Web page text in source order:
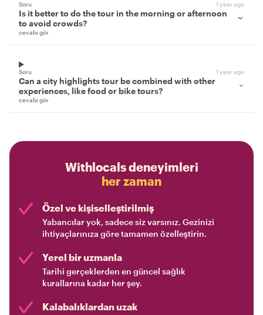
Soru 1 year ago
Is it better to do the tour in the morning or afternoon
to avoid crowds?
cevabı gör
Soru 1 year ago
Can a city highlights tour be combined with other
experiences, like food or bike tours?
cevabı gör
Withlocals deneyimleri
her zaman
Özel ve kişiselleştirilmiş
Yabancılar yok, sadece siz varsınız. Gezinizi
ihtiyaçlarınıza göre tamamen özelleştirin.
Yerel bir uzmanla
Tarihi gerçeklerden en güncel sağlık
kurallarına kadar her şey.
Kalabalıklardan uzak